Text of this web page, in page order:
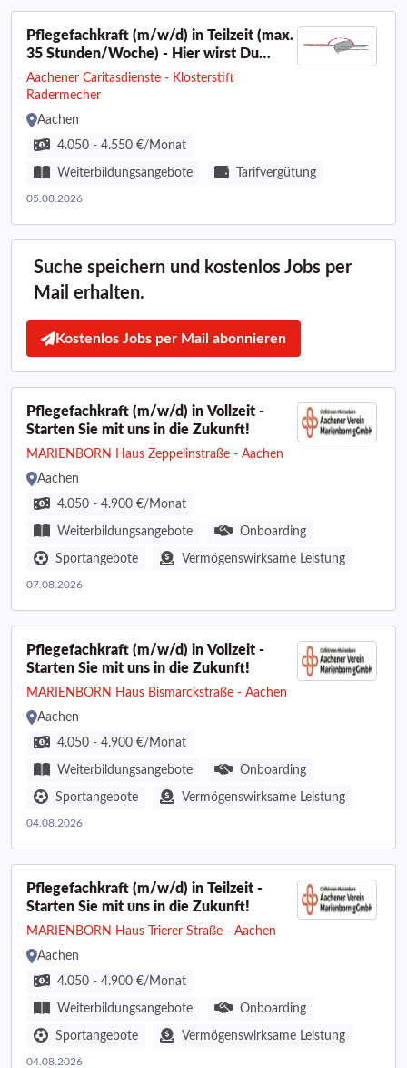
Pflegefachkraft (m/w/d) in Teilzeit (max.
35 Stunden/Woche) - Hier wirst Du
miteingebunden!
Aachener Caritasdienste - Klosterstift
Radermecher
Aachen
4.050 - 4.550 €/Monat
Weiterbildungsangebote Tarifvergütung
05.08.2026
Suche speichern und kostenlos Jobs per
Mail erhalten.
Kostenlos Jobs per Mail abonnieren
Pflegefachkraft (m/w/d) in Vollzeit -
Starten Sie mit uns in die Zukunft!
MARIENBORN Haus Zeppelinstraße - Aachen
Aachen
4.050 - 4.900 €/Monat
Weiterbildungsangebote Onboarding
Sportangebote Vermögenswirksame Leistung
07.08.2026
Pflegefachkraft (m/w/d) in Vollzeit -
Starten Sie mit uns in die Zukunft!
MARIENBORN Haus Bismarckstraße - Aachen
Aachen
4.050 - 4.900 €/Monat
Weiterbildungsangebote Onboarding
Sportangebote Vermögenswirksame Leistung
04.08.2026
Pflegefachkraft (m/w/d) in Teilzeit -
Starten Sie mit uns in die Zukunft!
MARIENBORN Haus Trierer Straße - Aachen
Aachen
4.050 - 4.900 €/Monat
Weiterbildungsangebote Onboarding
Sportangebote Vermögenswirksame Leistung
04.08.2026